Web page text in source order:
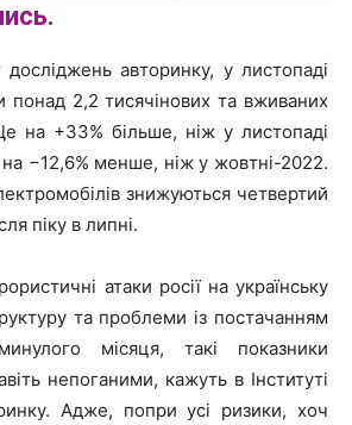
авторинку, у листопаді
понад 2,2 тисячінових та вживаних
на +33% більше, ніж у листопаді
−12,6% менше, ніж у жовтні-2022.
знижуються четвертий
піку в липні.
атаки росії на українську
та проблеми із постачанням
місяця, такі показники
непоганими, кажуть в Інституті
Адже, попри усі ризики, хоч